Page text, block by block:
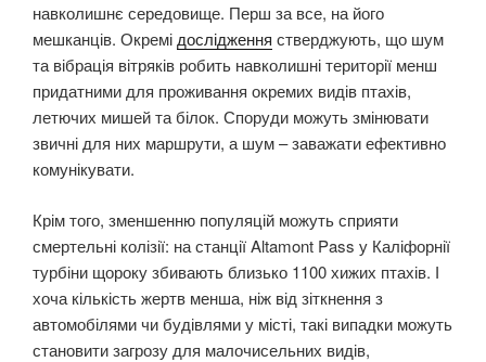
навколишнє середовище. Перш за все, на його
мешканців. Окремі дослідження стверджують, що шум
та вібрація вітряків робить навколишні території менш
придатними для проживання окремих видів птахів,
летючих мишей та білок. Споруди можуть змінювати
звичні для них маршрути, а шум – заважати ефективно
комунікувати.
Крім того, зменшенню популяцій можуть сприяти
смертельні колізії: на станції Altamont Pass у Каліфорнії
турбіни щороку збивають близько 1100 хижих птахів. І
хоча кількість жертв менша, ніж від зіткнення з
автомобілями чи будівлями у місті, такі випадки можуть
становити загрозу для малочисельних видів,